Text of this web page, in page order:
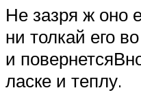
Не зазря ж оно
ни толкай его
и
ласке и теплу.